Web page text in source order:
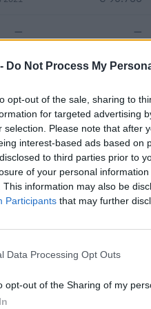
Do Not Process My
opt-out of the sale, sharing to
for targeted advertising
selection. Please note that after
interest-based ads based on
to third parties prior to
of your personal
This information may also be
Participants that may further
Data Processing Opt Outs
opt-out of the Sharing of my
— —
o contributi pubblici per un
ai sensi della
171 final)